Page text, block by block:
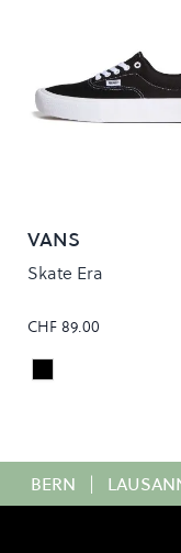
VANS
Skate Era
CHF 89.00
Colour
Black/White
BERN |